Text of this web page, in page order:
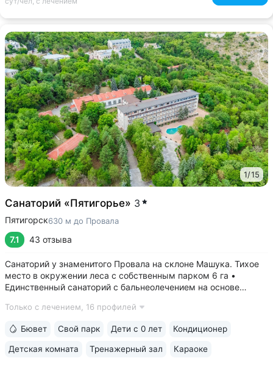
1/15
Санаторий «Пятигорье» 3
Пятигорск630 м до Провала
7.1 43 отзыва
Санаторий у знаменитого Провала на склоне Машука. Тихое
место в окружении леса с собственным парком 6 га •
Единственный санаторий с бальнеолечением на основе
ингаляции, орошения. Природная минеральная вода
Только с лечением, 16 профилей
Бювет Свой парк Дети с 0 лет Кондиционер
Детская комната Тренажерный зал Караоке